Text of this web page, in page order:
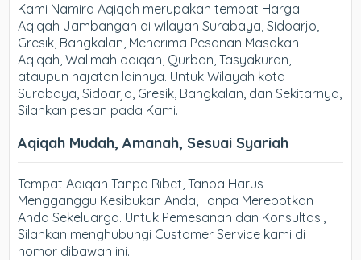
Kami Namira Aqiqah merupakan tempat Harga
Aqiqah Jambangan di wilayah Surabaya, Sidoarjo,
Gresik, Bangkalan, Menerima Pesanan Masakan
Aqiqah, Walimah aqiqah, Qurban, Tasyakuran,
ataupun hajatan lainnya. Untuk Wilayah kota
Surabaya, Sidoarjo, Gresik, Bangkalan, dan Sekitarnya,
Silahkan pesan pada Kami.
Aqiqah Mudah, Amanah, Sesuai Syariah
Tempat Aqiqah Tanpa Ribet, Tanpa Harus
Mengganggu Kesibukan Anda, Tanpa Merepotkan
Anda Sekeluarga. Untuk Pemesanan dan Konsultasi,
Silahkan menghubungi Customer Service kami di
nomor dibawah ini.